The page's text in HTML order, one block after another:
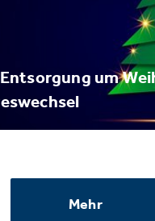
um
Mehr